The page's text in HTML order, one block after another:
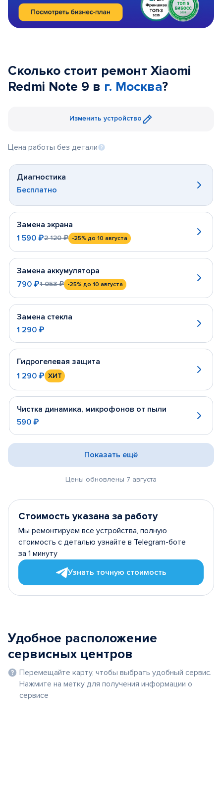
Сколько стоит ремонт Xiaomi
Redmi Note 9 в г. Москва?
Изменить устройство
Цена работы без детали
Диагностика
Бесплатно
Замена экрана
1 590 ₽2 120 ₽ -25% до 10 августа
Замена аккумулятора
790 ₽1 053 ₽ -25% до 10 августа
Замена стекла
1 290 ₽
Гидрогелевая защита
1 290 ₽ ХИТ
Чистка динамика, микрофонов от пыли
590 ₽
Цены обновлены 7 августа
Показать ещё
Стоимость указана за работу
Мы ремонтируем все устройства, полную
стоимость с деталью узнайте в Telegram-боте
за 1 минуту
Узнать точную стоимость
Удобное расположение
сервисных центров
Перемещайте карту, чтобы выбрать удобный сервис.
Нажмите на метку для получения информации о
сервисе